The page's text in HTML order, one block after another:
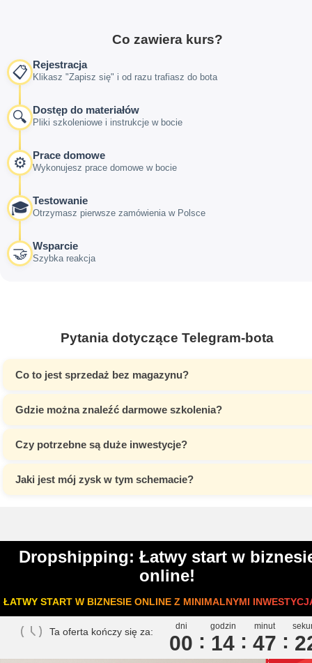
Co zawiera kurs?
📋 Rejestracja
Klikasz "Zapisz się" i od razu trafiasz do bota
🔍 Dostęp do materiałów
Pliki szkoleniowe i instrukcje w bocie
⚙️ Prace domowe
Wykonujesz prace domowe w bocie
🎓 Testowanie
Otrzymasz pierwsze zamówienia w Polsce
🤝 Wsparcie
Szybka reakcja
Pytania dotyczące Telegram-bota
Co to jest sprzedaż bez magazynu?
Gdzie można znaleźć darmowe szkolenia?
Czy potrzebne są duże inwestycje?
Jaki jest mój zysk w tym schemacie?
Dropshipping: Łatwy start w
online!
ŁATWY START W BIZNESIE ONLINE Z MINIMALNYMI
Ta oferta kończy się za: dni
00
godzin
14
minut
47 2